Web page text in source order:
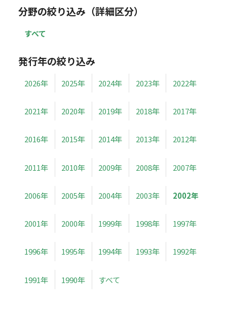
分野の絞り込み（詳細区分）
すべて
発行年の絞り込み
2026年 2025年 2024年 2023年 2022年
2021年 2020年 2019年 2018年 2017年
2016年 2015年 2014年 2013年 2012年
2011年 2010年 2009年 2008年 2007年
2006年 2005年 2004年 2003年 2002年
2001年 2000年 1999年 1998年 1997年
1996年 1995年 1994年 1993年 1992年
1991年 1990年 すべて